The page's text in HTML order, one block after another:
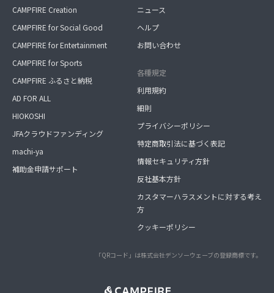
CAMPFIRE Creation
CAMPFIRE for Social Good
CAMPFIRE for Entertainment
CAMPFIRE for Sports
CAMPFIRE ふるさと納税
AD FOR ALL
HIOKOSHI
JFAクラウドファンディング
machi-ya
補助金申請サポート
ニュース
ヘルプ
お問い合わせ
各種規定
利用規約
細則
プライバシーポリシー
特定商取引法に基づく表記
情報セキュリティ方針
反社基本方針
カスタマーハラスメントに対する考え
方
クッキーポリシー
「QRコード」は株式会社デンソーウェーブの登録商標です。